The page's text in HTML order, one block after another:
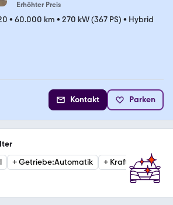
Erhöhter Preis
• 60.000 km • 270 kW (367 PS) • Hybrid
Kontakt Parken
+Getriebe:Automatik + Kraftstoffart: